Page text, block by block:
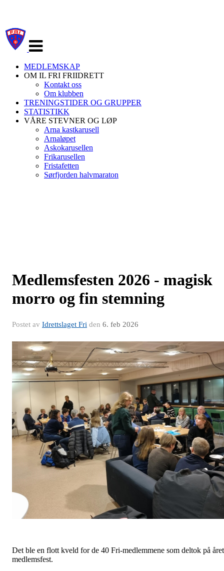
navigasjon
MEDLEMSKAP
OM IL FRI FRIIDRETT
Kontakt oss
Om klubben
TRENINGSTIDER OG GRUPPER
STATISTIKK
VÅRE STEVNER OG LØP
Arna kastkarusell
Arnaløpet
Askokarusellen
Frikarusellen
Fristafetten
Sørfjorden halvmaraton
Medlemsfesten 2026 - magisk
morro og fin stemning
Postet av Idrettslaget Fri den 6. feb 2026
Det ble en flott kveld for de 40 Fri-medlemmene som deltok på
medlemsfest.